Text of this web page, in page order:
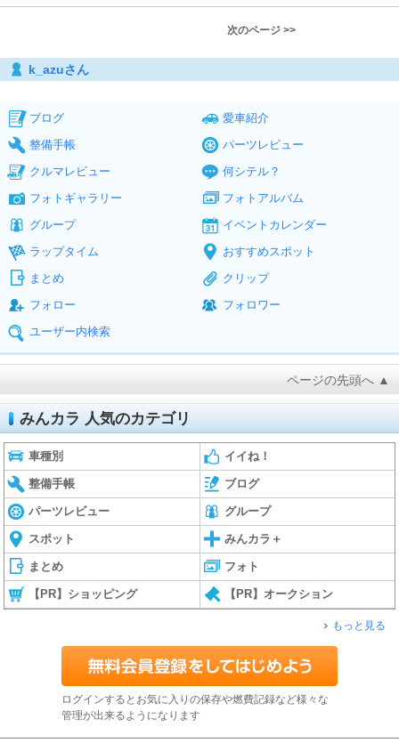
次のページ >>
k_azuさん
ブログ
愛車紹介
整備手帳
パーツレビュー
クルマレビュー
何シテル？
フォトギャラリー
フォトアルバム
グループ
イベントカレンダー
ラップタイム
おすすめスポット
まとめ
クリップ
フォロー
フォロワー
ユーザー内検索
ページの先頭へ ▲
みんカラ 人気のカテゴリ
車種別 イイね！
整備手帳 ブログ
パーツレビュー グループ
スポット みんカラ＋
まとめ フォト
【PR】ショッピング 【PR】オークション
もっと見る
ログインするとお気に入りの保存や燃費記録など様々な
管理が出来るようになります